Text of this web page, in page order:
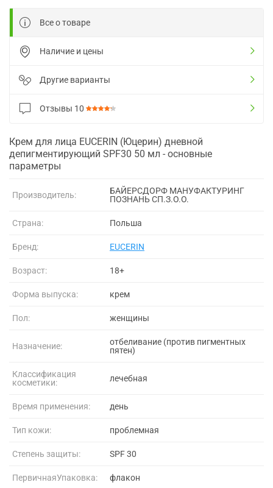
Все о товаре
Наличие и цены
Другие варианты
Отзывы 10
Крем для лица EUCERIN (Юцерин) дневной
депигментирующий SPF30 50 мл - основные
параметры
Производитель:
БАЙЕРСДОРФ МАНУФАКТУРИНГ
ПОЗНАНЬ СП.З.О.О.
Страна: Польша
Бренд: EUCERIN
Возраст: 18+
Форма выпуска: крем
Пол: женщины
Назначение:
отбеливание (против пигментных
пятен)
Классификация
косметики:
лечебная
Время применения: день
Тип кожи: проблемная
Степень защиты: SPF 30
ПервичнаяУпаковка: флакон